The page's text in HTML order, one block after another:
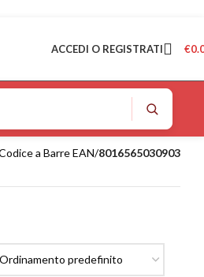
ACCEDI O REGISTRATI €
a Barre EAN/8016565030903